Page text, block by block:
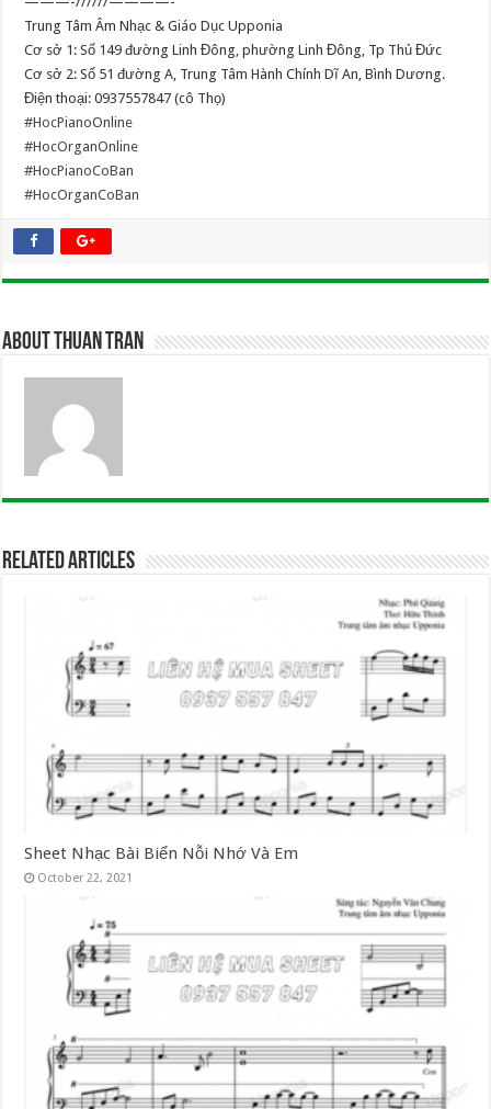
Trung Tâm Âm Nhạc & Giáo Dục Upponia
Cơ sở 1: Số 149 đường Linh Đông, phường Linh Đông, Tp Thủ Đức
Cơ sở 2: Số 51 đường A, Trung Tâm Hành Chính Dĩ An, Bình Dương.
Điện thoại: 0937557847 (cô Thọ)
#HocPianoOnline
#HocOrganOnline
#HocPianoCoBan
#HocOrganCoBan
About Thuan Tran
Related Articles
Sheet Nhạc Bài Biển Nỗi Nhớ Và Em
October 22, 2021